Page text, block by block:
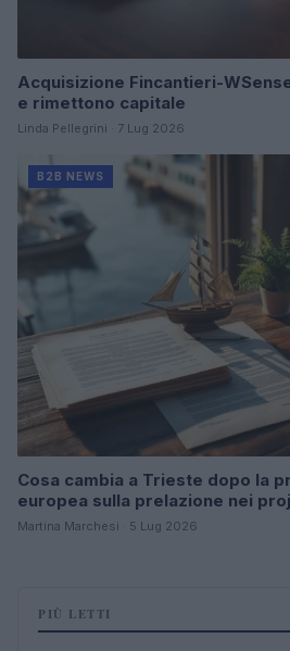
Acquisizione Fincantieri-
e rimettono capitale
Linda Pellegrini · 7 Lug 2026
B2B NEWS
Cosa cambia a Trieste dopo la
europea sulla prelazione nei
Martina Marchesi · 5 Lug 2026
PIÙ LETTI